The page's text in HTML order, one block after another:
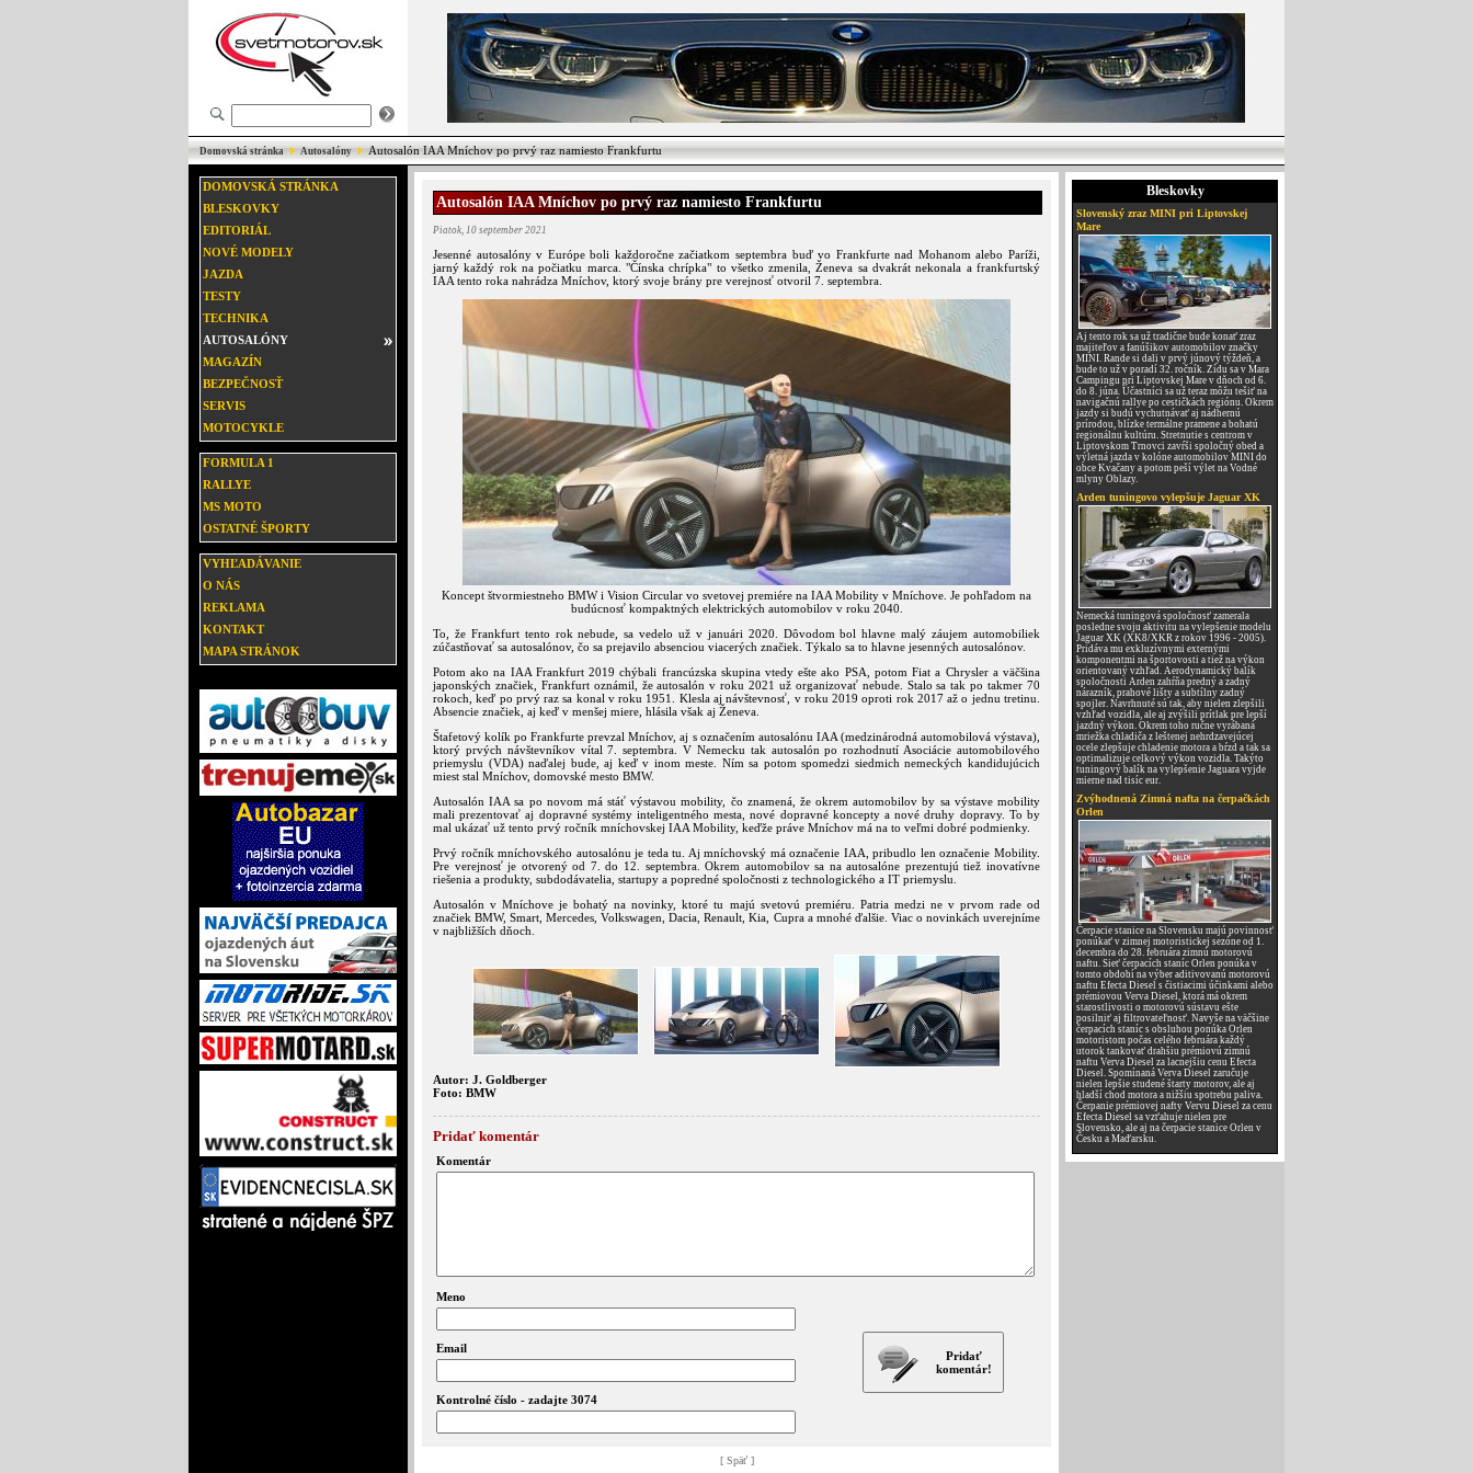
Domovská stránka Autosalóny Autosalón IAA Mníchov po prvý raz namiesto Frankfurtu
DOMOVSKÁ STRÁNKA
BLESKOVKY
EDITORIÁL
NOVÉ MODELY
JAZDA
TESTY
TECHNIKA
AUTOSALÓNY
MAGAZÍN
BEZPEČNOSŤ
SERVIS
MOTOCYKLE
FORMULA 1
RALLYE
MS MOTO
OSTATNÉ ŠPORTY
VYHĽADÁVANIE
O NÁS
REKLAMA
KONTAKT
MAPA STRÁNOK
Autosalón IAA Mníchov po prvý raz namiesto Frankfurtu
Piatok, 10 september 2021
Jesenné autosalóny v Európe boli každoročne začiatkom septembra buď vo Frankfurte nad Mohanom alebo Paríži,
jarný každý rok na počiatku marca. "Čínska chrípka" to všetko zmenila, Ženeva sa dvakrát nekonala a frankfurtský
IAA tento roka nahrádza Mníchov, ktorý svoje brány pre verejnosť otvoril 7. septembra.
Koncept štvormiestneho BMW i Vision Circular vo svetovej premiére na IAA Mobility v Mníchove. Je pohľadom na
budúcnosť kompaktných elektrických automobilov v roku 2040.
To, že Frankfurt tento rok nebude, sa vedelo už v januári 2020. Dôvodom bol hlavne malý záujem automobiliek
zúčastňovať sa autosalónov, čo sa prejavilo absenciou viacerých značiek. Týkalo sa to hlavne jesenných autosalónov.
Potom ako na IAA Frankfurt 2019 chýbali francúzska skupina vtedy ešte ako PSA, potom Fiat a Chrysler a väčšina
japonských značiek, Frankfurt oznámil, že autosalón v roku 2021 už organizovať nebude. Stalo sa tak po takmer 70
rokoch, keď po prvý raz sa konal v roku 1951. Klesla aj návštevnosť, v roku 2019 oproti rok 2017 až o jednu tretinu.
Absencie značiek, aj keď v menšej miere, hlásila však aj Ženeva.
Štafetový kolík po Frankfurte prevzal Mníchov, aj s označením autosalónu IAA (medzinárodná automobilová výstava),
ktorý prvých návštevníkov vítal 7. septembra. V Nemecku tak autosalón po rozhodnutí Asociácie automobilového
priemyslu (VDA) naďalej bude, aj keď v inom meste. Ním sa potom spomedzi siedmich nemeckých kandidujúcich
miest stal Mníchov, domovské mesto BMW.
Autosalón IAA sa po novom má stáť výstavou mobility, čo znamená, že okrem automobilov by sa výstave mobility
mali prezentovať aj dopravné systémy inteligentného mesta, nové dopravné koncepty a nové druhy dopravy. To by
mal ukázať už tento prvý ročník mníchovskej IAA Mobility, keďže práve Mníchov má na to veľmi dobré podmienky.
Prvý ročník mníchovského autosalónu je teda tu. Aj mníchovský má označenie IAA, pribudlo len označenie Mobility.
Pre verejnosť je otvorený od 7. do 12. septembra. Okrem automobilov sa na autosalóne prezentujú tiež inovatívne
riešenia a produkty, subdodávatelia, startupy a popredné spoločnosti z technologického a IT priemyslu.
Autosalón v Mníchove je bohatý na novinky, ktoré tu majú svetovú premiéru. Patria medzi ne v prvom rade od
značiek BMW, Smart, Mercedes, Volkswagen, Dacia, Renault, Kia, Cupra a mnohé ďalšie. Viac o novinkách uverejníme
v najbližších dňoch.
Autor: J. Goldberger
Foto: BMW
Pridať komentár
Komentár
Meno
Pridať
komentár!
Email
Kontrolné číslo - zadajte 3074
[ Späť ]
Bleskovky
Slovenský zraz MINI pri Liptovskej
Mare
Aj tento rok sa už tradične bude konať zraz
majiteľov a fanúšikov automobilov značky
MINI. Rande si dali v prvý júnový týždeň, a
bude to už v poradí 32. ročník. Zídu sa v Mara
Campingu pri Liptovskej Mare v dňoch od 6.
do 8. júna. Účastníci sa už teraz môžu tešiť na
navigačnú rallye po cestičkách regiónu. Okrem
jazdy si budú vychutnávať aj nádhernú
prírodou, blízke termálne pramene a bohatú
regionálnu kultúru. Stretnutie s centrom v
Liptovskom Trnovci zavŕši spoločný obed a
výletná jazda v kolóne automobilov MINI do
obce Kvačany a potom peší výlet na Vodné
mlyny Oblazy.
Arden tuningovo vylepšuje Jaguar XK
Nemecká tuningová spoločnosť zamerala
posledne svoju aktivitu na vylepšenie modelu
Jaguar XK (XK8/XKR z rokov 1996 - 2005).
Pridáva mu exkluzívnymi externými
komponentmi na športovosti a tiež na výkon
orientovaný vzhľad. Aerodynamický balík
spoločnosti Arden zahŕňa predný a zadný
nárazník, prahové lišty a subtílny zadný
spojler. Navrhnuté sú tak, aby nielen zlepšili
vzhľad vozidla, ale aj zvýšili prítlak pre lepší
jazdný výkon. Okrem toho ručne vyrábaná
mriežka chladiča z leštenej nehrdzavejúcej
ocele zlepšuje chladenie motora a bŕzd a tak sa
optimalizuje celkový výkon vozidla. Takýto
tuningový balík na vylepšenie Jaguara vyjde
mierne nad tisíc eur.
Zvýhodnená Zimná nafta na čerpačkách
Orlen
Čerpacie stanice na Slovensku majú povinnosť
ponúkať v zimnej motoristickej sezóne od 1.
decembra do 28. februára zimnú motorovú
naftu. Sieť čerpacích staníc Orlen ponúka v
tomto období na výber aditivovanú motorovú
naftu Efecta Diesel s čistiacimi účinkami alebo
prémiovou Verva Diesel, ktorá má okrem
starostlivosti o motorovú sústavu ešte
posilniť aj filtrovateľnosť. Navyše na väčšine
čerpacích staníc s obsluhou ponúka Orlen
motoristom počas celého februára každý
utorok tankovať drahšiu prémiovú zimnú
naftu Verva Diesel za lacnejšiu cenu Efecta
Diesel. Spomínaná Verva Diesel zaručuje
nielen lepšie studené štarty motorov, ale aj
hladší chod motora a nižšiu spotrebu paliva.
Čerpanie prémiovej nafty Vervu Diesel za cenu
Efecta Diesel sa vzťahuje nielen pre
Slovensko, ale aj na čerpacie stanice Orlen v
Česku a Maďarsku.